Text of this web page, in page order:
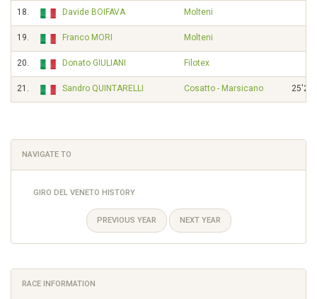
18. Davide BOIFAVA Molteni
19. Franco MORI Molteni
20. Donato GIULIANI Filotex
21. Sandro QUINTARELLI Cosatto - Marsicano 25'20"
NAVIGATE TO
GIRO DEL VENETO HISTORY
PREVIOUS YEAR NEXT YEAR
RACE INFORMATION